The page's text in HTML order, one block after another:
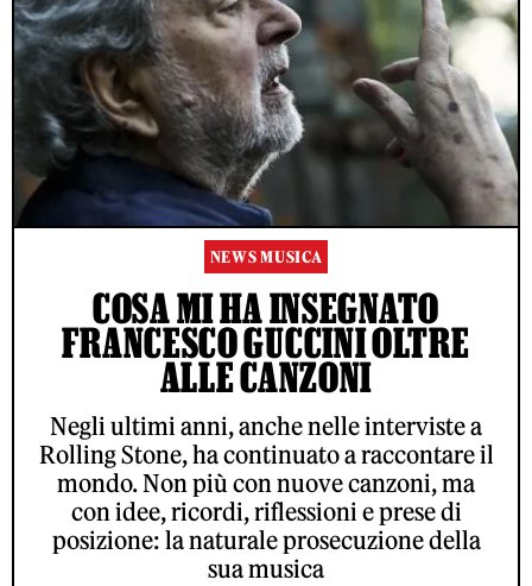
NEWS MUSICA
COSA MI HA INSEGNATO
FRANCESCO GUCCINI OLTRE
ALLE CANZONI
Negli ultimi anni, anche nelle interviste a
Rolling Stone, ha continuato a raccontare il
mondo. Non più con nuove canzoni, ma
con idee, ricordi, riflessioni e prese di
posizione: la naturale prosecuzione della
sua musica